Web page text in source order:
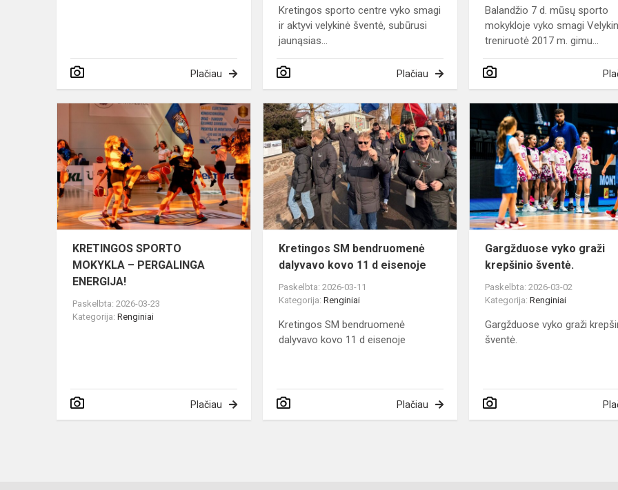
Plačiau
Kretingos sporto centre vyko smagi
ir aktyvi velykinė šventė, subūrusi
jaunąsias...
Plačiau
Balandžio 7 d. mūsų sporto
mokykloje vyko smagi
treniruotė 2017 m. gimu...
KRETINGOS
SPORTO
MOKYKLA
–
PERGALINGA
ENERGIJA!
KRETINGOS SPORTO
MOKYKLA – PERGALINGA
ENERGIJA!
Paskelbta: 2026-03-23
Kategorija: Renginiai
Plačiau
Kretingos
SM
bendruomenė
dalyvavo
kovo
11
d
eisenoje
Kretingos SM bendruomenė
dalyvavo kovo 11 d eisenoje
Paskelbta: 2026-03-11
Kategorija:Renginiai
Kretingos SM bendruomenė
dalyvavo kovo 11 d eisenoje
Plačiau
Gargžduose vyko graži
krepšinio šventė.
Paskelbta: 2026-03-02
Kategorija:Renginiai
Gargžduose vyko graži
šventė.